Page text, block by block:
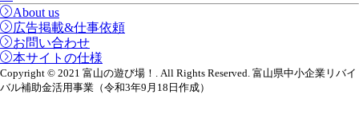
About us
広告掲載&仕事依頼
お問い合わせ
本サイトの仕様
Copyright © 2021 富山の遊び場！. All Rights Reserved. 富山県中小企業リバイ
バル補助金活用事業（令和3年9月18日作成）